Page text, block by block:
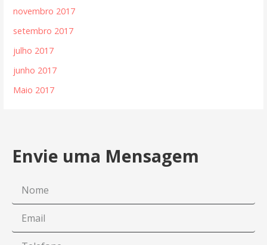
novembro 2017
setembro 2017
julho 2017
junho 2017
Maio 2017
Envie uma Mensagem